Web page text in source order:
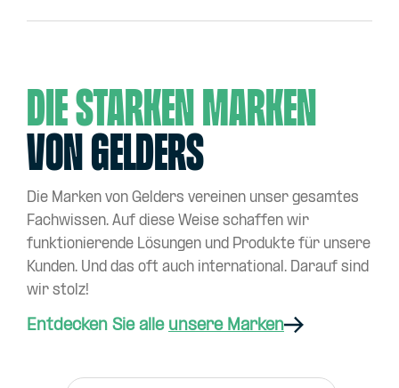
DIE STARKEN MARKEN
VON GELDERS
Die Marken von Gelders vereinen unser gesamtes
Fachwissen. Auf diese Weise schaffen wir
funktionierende Lösungen und Produkte für unsere
Kunden. Und das oft auch international. Darauf sind
wir stolz!
Entdecken Sie alle unsere Marken